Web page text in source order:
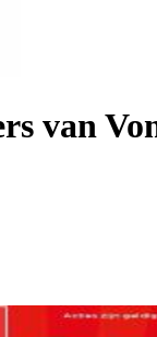
van